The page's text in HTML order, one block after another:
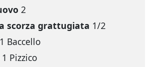
2
scorza grattugiata 1/2
1 Baccello
1 Pizzico